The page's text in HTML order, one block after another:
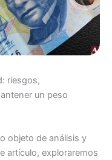
riesgos,
un peso
objeto de análisis y
artículo, exploraremos